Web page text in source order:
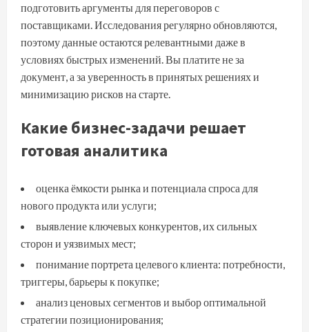
подготовить аргументы для переговоров с
поставщиками. Исследования регулярно обновляются,
поэтому данные остаются релевантными даже в
условиях быстрых изменений. Вы платите не за
документ, а за уверенность в принятых решениях и
минимизацию рисков на старте.
Какие бизнес-задачи решает
готовая аналитика
оценка ёмкости рынка и потенциала спроса для
нового продукта или услуги;
выявление ключевых конкурентов, их сильных
сторон и уязвимых мест;
понимание портрета целевого клиента: потребности,
триггеры, барьеры к покупке;
анализ ценовых сегментов и выбор оптимальной
стратегии позиционирования;